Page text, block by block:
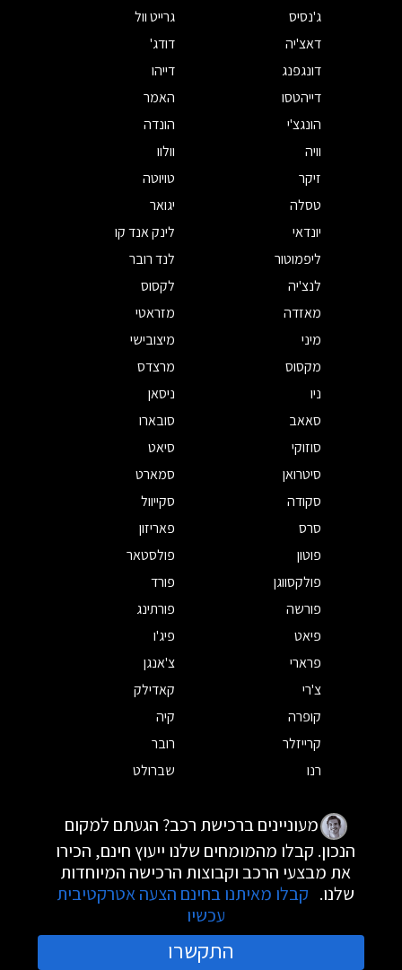
ג'נסיס
גרייט וול
דאצ'יה
דודג'
דונגפנג
דייהו
דייהטסו
האמר
הונגצ'י
הונדה
וויה
וולוו
זיקר
טויוטה
טסלה
יגואר
יונדאי
לינק אנד קו
ליפמוטור
לנד רובר
לנצ'יה
לקסוס
מאזדה
מזראטי
מיני
מיצובישי
מקסוס
מרצדס
ניו
ניסאן
סאאב
סובארו
סוזוקי
סיאט
סיטרואן
סמארט
סקודה
סקייוול
סרס
פאריזון
פוטון
פולסטאר
פולקסווגן
פורד
פורשה
פורתינג
פיאט
פיג'ו
פרארי
צ'אנגן
צ'רי
קאדילק
קופרה
קיה
קרייזלר
רובר
רנו
שברולט
מעוניינים ברכישת רכב? הגעתם למקום
הנכון. קבלו מהמומחים שלנו ייעוץ חינם, הכירו
את מבצעי הרכב וקבוצות הרכישה המיוחדות
שלנו. קבלו מאיתנו בחינם הצעה אטרקטיבית
עכשיו
התקשרו